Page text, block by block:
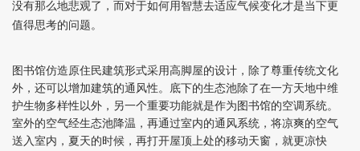
没有那么地悲观了，而对于如何用智慧去适应气候变化才是当下更
值得思考的问题。
图书馆仿造原住民建筑形式采用高脚屋的设计，除了尊重传统文化
外，还可以增加建筑的通风性。底下的生态池除了在一方天地中维
护生物多样性以外，另一个重要功能就是作为图书馆的空调系统。
室外的空气经生态池降温，再通过室内的通风系统，将凉爽的空气
送入室内，夏天的时候，再打开屋顶上处的移动天窗，就更凉快